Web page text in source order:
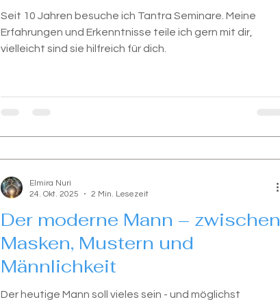
Seit 10 Jahren besuche ich Tantra Seminare. Meine
Erfahrungen und Erkenntnisse teile ich gern mit dir,
vielleicht sind sie hilfreich für dich.
Der moderne Mann – zwischen
Masken, Mustern und
Männlichkeit
Der heutige Mann soll vieles sein - und möglichst
Elmira Nuri
24. Okt. 2025
2 Min. Lesezeit